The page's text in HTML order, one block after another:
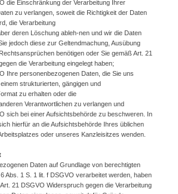
die Einschränkung der Verarbeitung Ihrer
zu verlangen, soweit die Richtigkeit der Daten
die Verarbeitung
deren Löschung ableh-nen und wir die Daten
jedoch diese zur Geltendmachung, Ausübung
benötigen oder Sie gemäß Art. 21
die Verarbeitung eingelegt haben;
Ihre personenbezogenen Daten, die Sie uns
strukturierten, gängigen und
zu erhalten oder die
Verantwortlichen zu verlangen und
sich bei einer Aufsichtsbehörde zu beschweren. In
hierfür an die Aufsichtsbehörde Ihres üblichen
oder unseres Kanzleisitzes wenden.
Daten auf Grundlage von berechtigten
Abs. 1 S. 1 lit. f DSGVO verarbeitet werden, haben
21 DSGVO Widerspruch gegen die Verarbeitung